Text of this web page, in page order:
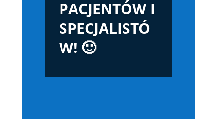
PACJENTÓW I
SPECJALISTÓ
W! 🙂